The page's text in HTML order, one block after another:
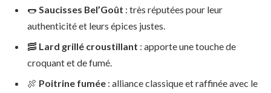
🌭 Saucisses Bel’Goût : très réputées pour leur
authenticité et leurs épices justes.
🥓 Lard grillé croustillant : apporte une touche de
croquant et de fumé.
🍖 Poitrine fumée : alliance classique et raffinée avec le